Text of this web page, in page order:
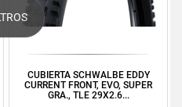
CUBIERTA SCHWALBE EDDY
CURRENT FRONT, EVO, SUPER
GRA., TLE 29X2.6...